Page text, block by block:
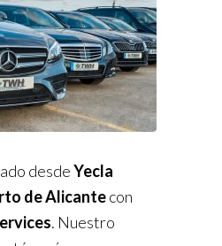
desdeYecla
de Alicantecon
. Nuestro